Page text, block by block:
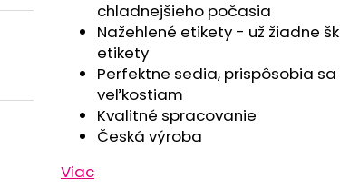
chladnejšieho počasia
Nažehlené etikety - už žiadne
etikety
Perfektne sedia, prispôsobia
veľkostiam
Kvalitné spracovanie
Česká výroba
Viac